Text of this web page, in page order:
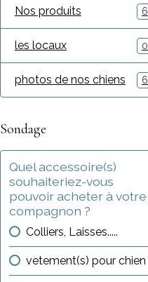
Nos produits 6
les locaux 0
photos de nos chiens 6
Sondage
Quel accessoire(s)
souhaiteriez-vous
pouvoir acheter à votre
compagnon ?
Colliers, Laisses.....
vetement(s) pour chien